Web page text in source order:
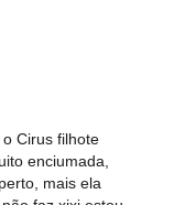
Cirus filhote
enciumada,
mais ela